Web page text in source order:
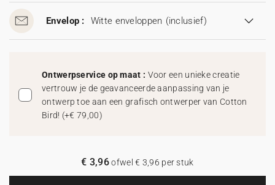
Envelop : Witte enveloppen (inclusief)
Ontwerpservice op maat : Voor een unieke creatie
vertrouw je de geavanceerde aanpassing van je
ontwerp toe aan een grafisch ontwerper van Cotton
Bird! (+€ 79,00)
€ 3,96ofwel € 3,96 per stuk